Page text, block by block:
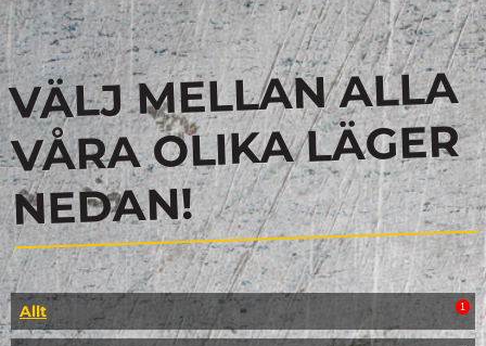
VÄLJ MELLAN ALLA
VÅRA OLIKA LÄGER
NEDAN!
Allt 1